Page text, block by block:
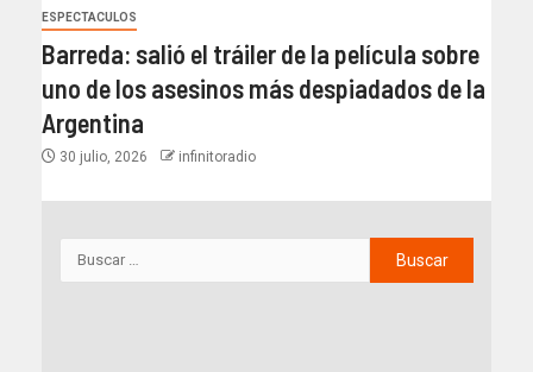
ESPECTACULOS
Barreda: salió el tráiler de la película sobre
uno de los asesinos más despiadados de la
Argentina
30 julio, 2026 infinitoradio